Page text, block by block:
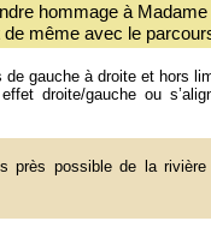
gauche à droite et hors
droite/gauche ou
près possible de la rivière
hommage à
même avec le